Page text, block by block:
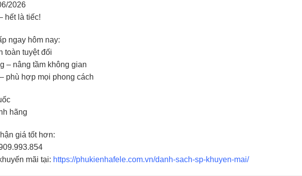
2026
hết là tiếc!
ngay hôm nay:
toàn tuyệt đối
– nâng tầm không gian
phù hợp mọi phong cách
hãng
giá tốt hơn:
mãi tại: https://phukienhafele.com.vn/danh-sach-sp-khuyen-mai/